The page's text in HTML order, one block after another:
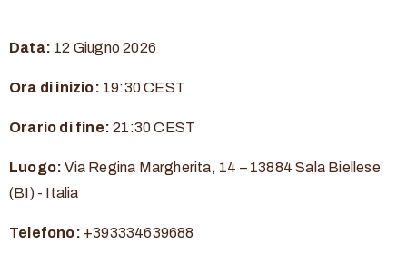
Data: 12 Giugno 2026
Ora di inizio: 19:30CEST
Orario di fine:21:30CEST
Luogo:Via Regina Margherita, 14 – 13884 Sala Biellese
(BI) - Italia
Telefono: +393334639688